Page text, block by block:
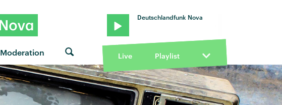
Moderation
Deutschlandfunk Nova
Live Playlist